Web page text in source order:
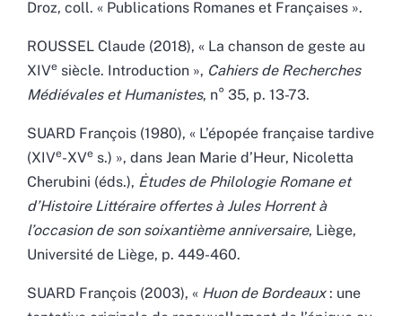
Droz, coll. « Publications Romanes et Françaises ».
ROUSSEL Claude (2018), « La chanson de geste au
XIVe siècle. Introduction », Cahiers de Recherches
Médiévales et Humanistes, n° 35, p. 13-73.
SUARD François (1980), « L’épopée française tardive
(XIVe-XVe s.) », dans Jean Marie d’Heur, Nicoletta
Cherubini (éds.), Ėtudes de Philologie Romane et
d’Histoire Littéraire offertes à Jules Horrent à
l’occasion de son soixantième anniversaire, Liège,
Université de Liège, p. 449-460.
SUARD François (2003), « Huon de Bordeaux: une